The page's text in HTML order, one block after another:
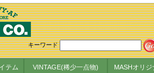
キーワード
テム VINTAGE(稀少一点物) MASHオリ